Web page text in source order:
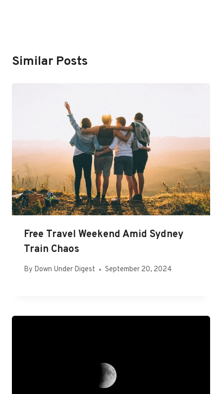
Similar Posts
Free Travel Weekend Amid Sydney
Train Chaos
By Down Under Digest September 20, 2024